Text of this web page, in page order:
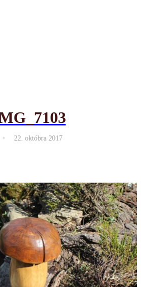
. 22. októbra 2017